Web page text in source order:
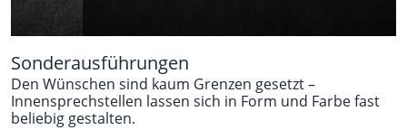
Sonderausführungen
Den Wünschen sind kaum Grenzen gesetzt –
Innensprechstellen lassen sich in Form und Farbe fast
beliebig gestalten.